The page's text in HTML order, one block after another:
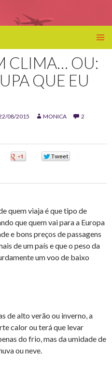
CLIMA… OU:
QUE EU
08/2015 MONICA
2
quem viaja é que tipo de
que quem vai para a Europa
e bons preços de passagens
de um país e que o peso da
um voo de baixo
de alto verão ou inverno, a
calor ou terá que levar
do frio, mas da umidade de
ou neve.